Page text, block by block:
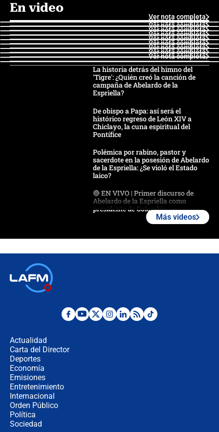
En video
Ver nota completa
Ver nota completa
Ver nota completa
Ver nota completa
Ver nota completa
Ver nota completa
Ver nota completa
Ver nota completa
Ver nota completa
Ver nota completa
La historia detrás del himno del
'Tigre': ¿Quién creó la canción de
campaña de Abelardo de la
Espriella?
De obispo a Papa: así será el
histórico regreso de León XIV a
Chiclayo, la cuna espiritual del
Pontífice
Polémica por rabino, pastor y
sacerdote en la posesión de Abelardo
de la Espriella: ¿Se violó el Estado
laico?
🔴 EN VIVO | Primer discurso de
Abelardo de la Espriella como
presidente de Colombia
Desde dermatitis hasta infecciones:
Más videos
Actualidad
Carta del Director
Deportes
Economía
Emisiones
Entretenimiento
Internacional
Orden Público
Política
Sociedad